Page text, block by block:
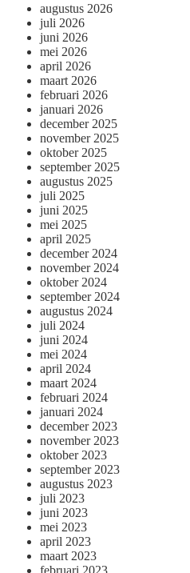
augustus 2026
juli 2026
juni 2026
mei 2026
april 2026
maart 2026
februari 2026
januari 2026
december 2025
november 2025
oktober 2025
september 2025
augustus 2025
juli 2025
juni 2025
mei 2025
april 2025
december 2024
november 2024
oktober 2024
september 2024
augustus 2024
juli 2024
juni 2024
mei 2024
april 2024
maart 2024
februari 2024
januari 2024
december 2023
november 2023
oktober 2023
september 2023
augustus 2023
juli 2023
juni 2023
mei 2023
april 2023
maart 2023
februari 2023